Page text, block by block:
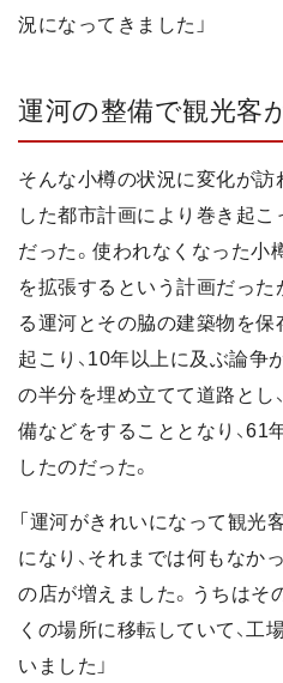
況になってきました」
運河の整備で観光客
そんな小樽の状況に変化が訪
した都市計画により巻き起こ
だった。使われなくなった小
を拡張するという計画だった
る運河とその脇の建築物を
起こり、10年以上に及ぶ論争
の半分を埋め立てて道路とし
備などをすることとなり、61
したのだった。
「運河がきれいになって観光
になり、それまでは何もなか
の店が増えました。うちはそ
くの場所に移転していて、工
いました」